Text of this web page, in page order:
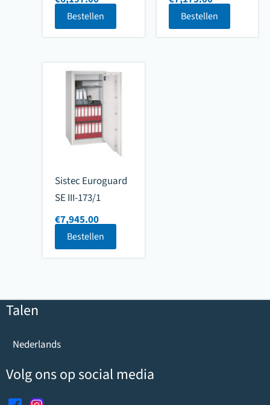
Bestellen Bestellen
Sistec Euroguard
SE III-173/1
€7,945.00
Bestellen
Talen
Nederlands
Volg ons op social media